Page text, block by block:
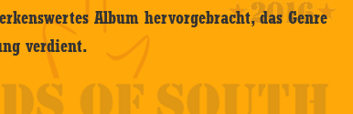
Album hervorgebracht, das Genre
verdient.